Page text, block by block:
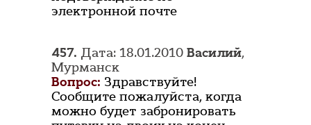
электронной почте
457. Дата: 18.01.2010 Василий,
Мурманск
Вопрос: Здравствуйте!
Сообщите пожалуйста, когда
можно будет забронировать